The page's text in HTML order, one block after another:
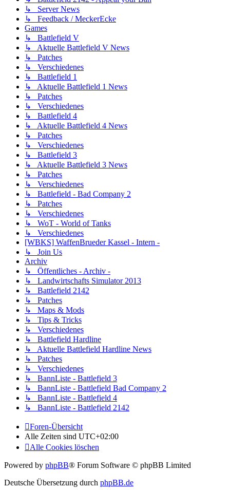
↳ Server News
↳ Feedback / MeckerEcke
Games
↳ Battlefield V
↳ Aktuelle Battlefield V News
↳ Patches
↳ Verschiedenes
↳ Battlefield 1
↳ Aktuelle Battlefield 1 News
↳ Patches
↳ Verschiedenes
↳ Battlefield 4
↳ Aktuelle Battlefield 4 News
↳ Patches
↳ Verschiedenes
↳ Battlefield 3
↳ Aktuelle Battlefield 3 News
↳ Patches
↳ Verschiedenes
↳ Battlefield - Bad Company 2
↳ Patches
↳ Verschiedenes
↳ WoT - World of Tanks
↳ Verschiedenes
[WBKS] WaffenBrueder Kassel - Intern -
↳ Join Us
Archiv
↳ Öffentliches - Archiv -
↳ Landwirtschafts Simulator 2013
↳ Battlefield 2142
↳ Patches
↳ Maps & Mods
↳ Tips & Tricks
↳ Verschiedenes
↳ Battlefield Hardline
↳ Aktuelle Battlefield Hardline News
↳ Patches
↳ Verschiedenes
↳ BannListe - Battlefield 3
↳ BannListe - Battlefield Bad Company 2
↳ BannListe - Battlefield 4
↳ BannListe - Battlefield 2142
Foren-Übersicht
Alle Zeiten sind UTC+02:00
Alle Cookies löschen
Powered by phpBB® Forum Software © phpBB Limited
Deutsche Übersetzung durch phpBB.de